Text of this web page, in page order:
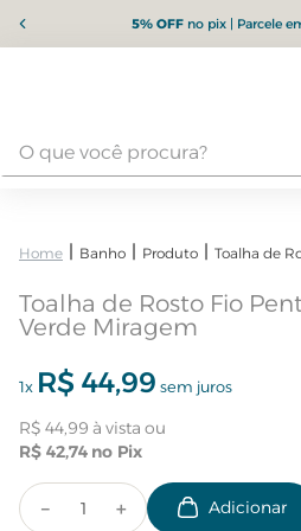
5% OFFno pix | Parcele
Banho Produto Toalha de
Toalha de Rosto Fio
Verde Miragem
1x R$ 44,99 sem juros
R$ 44,99
R$ 42,74
＋
－